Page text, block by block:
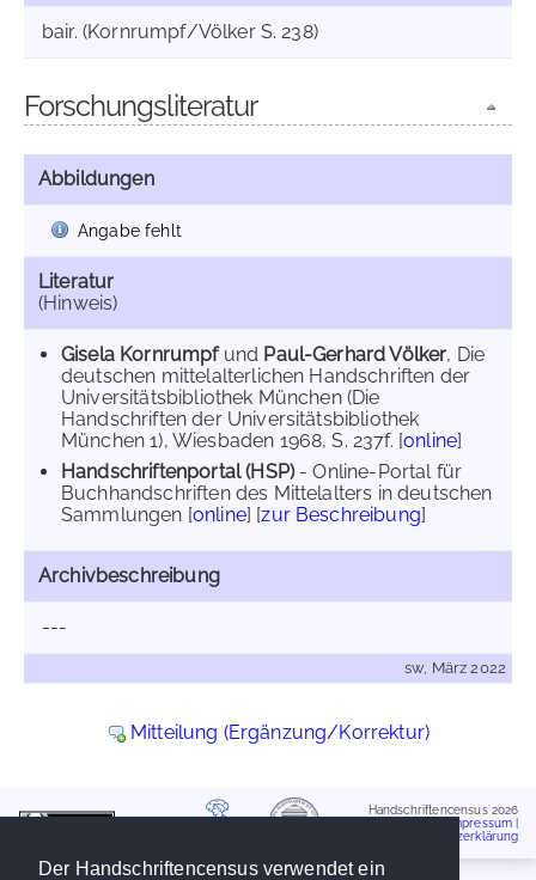
Der Handschriftencensus verwendet ein
bair. (Kornrumpf/Völker S. 238)
Forschungsliteratur
Abbildungen
Angabe fehlt
Literatur
(Hinweis)
Gisela Kornrumpfund Paul-Gerhard Völker, Die
deutschen mittelalterlichen Handschriften der
Universitätsbibliothek München (Die
Handschriften der Universitätsbibliothek
München 1), Wiesbaden 1968, S. 237f. [online]
Handschriftenportal (HSP)- Online-Portal für
Buchhandschriften des Mittelalters in deutschen
Sammlungen [online] [zur Beschreibung]
Archivbeschreibung
---
sw, März 2022
Mitteilung (Ergänzung/Korrektur)
Handschriftencensus 2026
Impressum
Datenschutzerklärung